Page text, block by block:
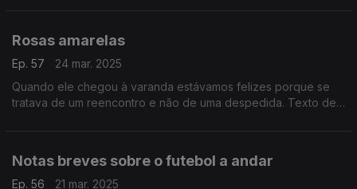
Rosas amarelas
Ep. 57
24 mar. 2025
Quando ele chegou à varanda estávamos felizes porque se
tratava de um reencontro e não de uma despedida. Texto de
Notas breves sobre o futebol a andar
Ep. 56 21 mar. 2025